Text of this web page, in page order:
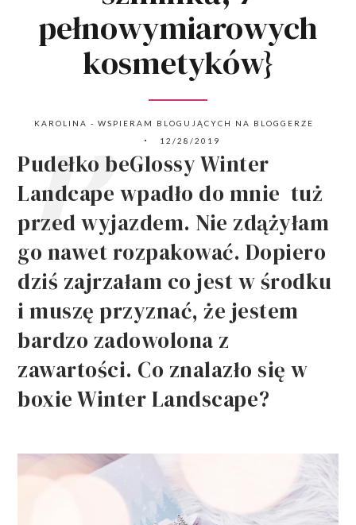
pełnowymiarowych
kosmetyków}
KAROLINA - WSPIERAM BLOGUJĄCYCH NA BLOGGERZE
12/28/2019
Pudełko beGlossy Winter
Landcape wpadło do mnie tuż
przed wyjazdem. Nie zdążyłam
go nawet rozpakować. Dopiero
dziś zajrzałam co jest w środku
i muszę przyznać, że jestem
bardzo zadowolona z
zawartości. Co znalazło się w
boxie Winter Landscape?